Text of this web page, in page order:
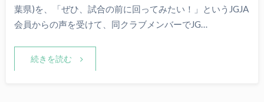
葉県)を、「ぜひ、試合の前に回ってみたい！」というJGJA
会員からの声を受けて、同クラブメンバーでJG…
続きを読む